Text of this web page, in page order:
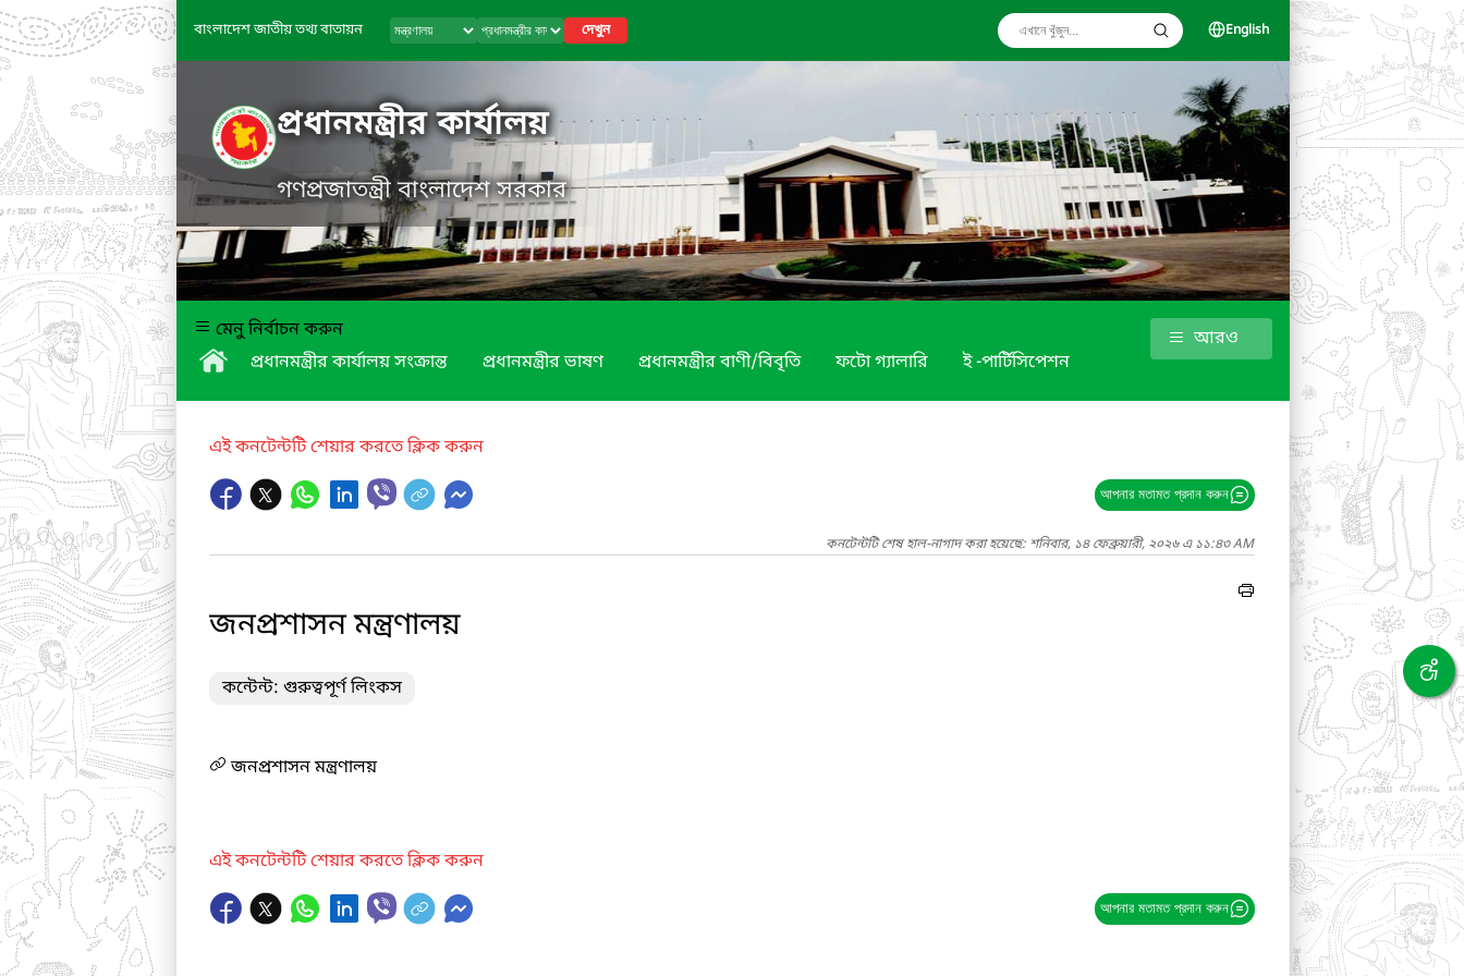
বাংলাদেশ জাতীয় তথ্য বাতায়ন দেখুন English
প্রধানমন্ত্রীর কার্যালয়
গণপ্রজাতন্ত্রী বাংলাদেশ সরকার
মেনু নির্বাচন করুন
প্রধানমন্ত্রীর কার্যালয় সংক্রান্ত
প্রধানমন্ত্রীর ভাষণ প্রধানমন্ত্রীর বাণী/বিবৃতি ফটো গ্যালারি ই -পার্টিসিপেশন
আরও
এই কনটেন্টটি শেয়ার করতে ক্লিক করুন
আপনার মতামত প্রদান করুন
কনটেন্টটি শেষ হাল-নাগাদ করা হয়েছে: শনিবার, ১৪ ফেব্রুয়ারী, ২০২৬ এ ১১:৪৩ AM
জনপ্রশাসন মন্ত্রণালয়
কন্টেন্ট: গুরুত্বপূর্ণ লিংকস
জনপ্রশাসন মন্ত্রণালয়
এই কনটেন্টটি শেয়ার করতে ক্লিক করুন
আপনার মতামত প্রদান করুন